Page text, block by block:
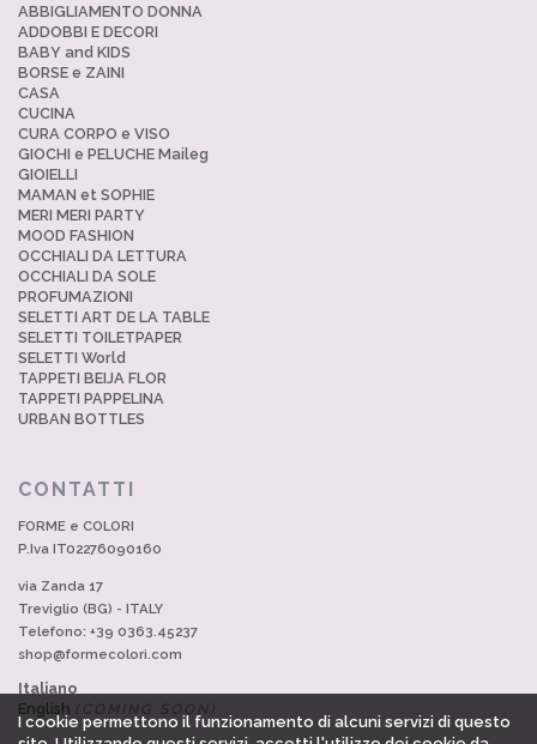
ABBIGLIAMENTO DONNA
ADDOBBI E DECORI
BABY and KIDS
BORSE e ZAINI
CASA
CUCINA
CURA CORPO e VISO
GIOCHI e PELUCHE Maileg
GIOIELLI
MAMAN et SOPHIE
MERI MERI PARTY
MOOD FASHION
OCCHIALI DA LETTURA
OCCHIALI DA SOLE
PROFUMAZIONI
SELETTI ART DE LA TABLE
SELETTI TOILETPAPER
SELETTI World
TAPPETI BEIJA FLOR
TAPPETI PAPPELINA
URBAN BOTTLES
CONTATTI
FORME e COLORI
P.Iva IT02276090160
via Zanda 17
Treviglio (BG) - ITALY
Telefono: +39 0363.45237
shop@formecolori.com
Italiano
English (COMING SOON)
I cookie permettono il funzionamento di alcuni servizi di questo